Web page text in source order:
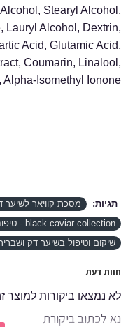
Stearyl Alcohol,
Lauryl Alcohol, Dextrin,
Acid, Glutamic Acid,
Coumarin, Linalool,
Alpha-Isomethyl Ionone.
תגיות: מסכת קוויאר לשיער
black caviar collection - טיפוח שיער
שיקום וטיפול בשיער דק
חוות דעת
לא נמצאו ביקורות למוצר
נא לכתוב ביקורת